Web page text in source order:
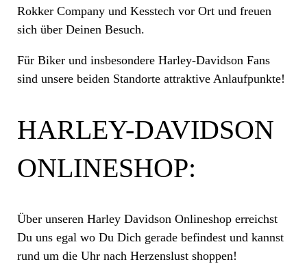
Rokker Company und Kesstech vor Ort und freuen
sich über Deinen Besuch.
Für Biker und insbesondere Harley-Davidson Fans
sind unsere beiden Standorte attraktive Anlaufpunkte!
HARLEY-DAVIDSON
ONLINESHOP:
Über unseren Harley Davidson Onlineshop erreichst
Du uns egal wo Du Dich gerade befindest und kannst
rund um die Uhr nach Herzenslust shoppen!